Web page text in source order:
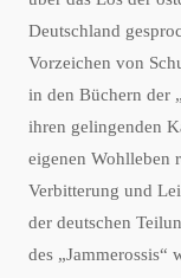
Deutschland
Vorzeichen von
in den Büchern der
ihren gelingenden
eigenen Wohlleben
Verbitterung und
der deutschen
des „Jammerossis“